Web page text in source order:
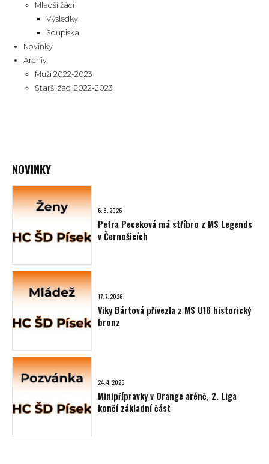
Mladší žáci
Výsledky
Soupiska
Novinky
Archiv
Muži 2022-2023
Starší žáci 2022-2023
NOVINKY
6. 8. 2026
Petra Peceková má stříbro z MS Legends
v Černošicích
17. 7. 2026
Viky Bártová přivezla z MS U16 historický
bronz
24. 4. 2026
Minipřípravky v Orange aréně, 2. Liga
končí základní část